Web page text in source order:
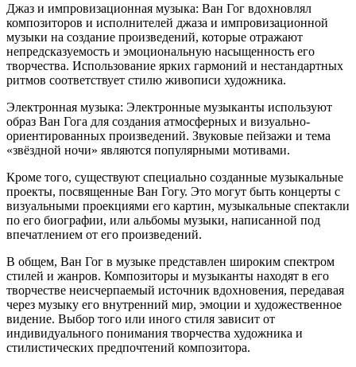
Джаз и импровизационная музыка: Ван Гог вдохновлял
композиторов и исполнителей джаза и импровизационной
музыки на создание произведений, которые отражают
непредсказуемость и эмоциональную насыщенность его
творчества. Использование ярких гармоний и нестандартных
ритмов соответствует стилю живописи художника.
Электронная музыка: Электронные музыканты используют
образ Ван Гога для создания атмосферных и визуально-
ориентированных произведений. Звуковые пейзажи и тема
«звёздной ночи» являются популярными мотивами.
Кроме того, существуют специально созданные музыкальные
проекты, посвященные Ван Гогу. Это могут быть концерты с
визуальными проекциями его картин, музыкальные спектакли
по его биографии, или альбомы музыки, написанной под
впечатлением от его произведений.
В общем, Ван Гог в музыке представлен широким спектром
стилей и жанров. Композиторы и музыканты находят в его
творчестве неисчерпаемый источник вдохновения, передавая
через музыку его внутренний мир, эмоции и художественное
видение. Выбор того или иного стиля зависит от
индивидуального понимания творчества художника и
стилистических предпочтений композитора.